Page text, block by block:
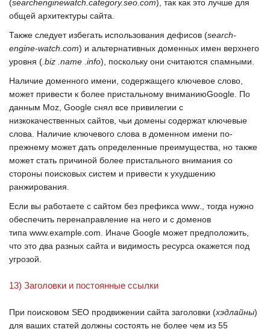
(searchenginewatch.category.seo.com), так как это лучше для
общей архитектуры сайта.
Также следует избегать использования дефисов (search-
engine-watch.com) и альтернативных доменных имен верхнего
уровня ( .biz .name .info), поскольку они считаются спамными.
Наличие доменного имени, содержащего ключевое слово,
может привести к более пристальному вниманиюGoogle . По
данным Moz Google снял все привилегии с
низкокачественных сайтов, чьи домены содержат ключевые
слова. Наличие ключевого слова в доменном имени по-
прежнему может дать определенные преимущества, но также
может стать причиной более пристального внимания со
стороны поисковых систем и привести к ухудшению
ранжирования.
Если вы работаете с сайтом без префикса www ., тогда нужно
обеспечить перенаправление на него и с доменов
типа www.example.com . Иначе Google может предположить,
что это два разных сайта и видимость ресурса окажется под
угрозой.
13) Заголовки и постоянные ссылки
При поисковом SEO продвижении сайта заголовки (хэдлайны)
для ваших статей должны состоять не более чем из 55